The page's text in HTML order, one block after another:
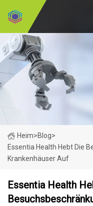
Heim>Blog>
Essentia Health Hebt Die
Krankenhäuser Auf
Essentia Health